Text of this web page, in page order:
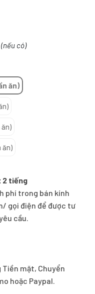
có)
ăn)
ăn)
2 tiếng
phí trong bán kính
gọi điện để được tư
cầu.
mặt, Chuyển
hoặc Paypal.